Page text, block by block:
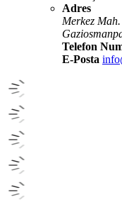
Adres
Merkez
Telefon
E-Posta